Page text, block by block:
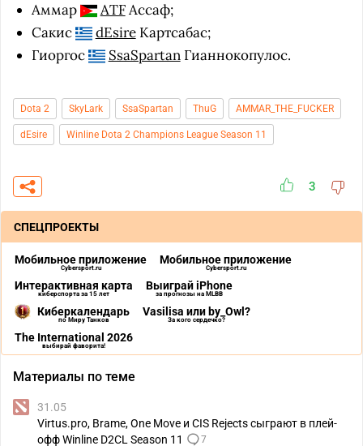
Аммар
ATFАссаф;
Сакис
dEsireКартсабас;
Гиоргос
SsaSpartanГианнокопулос.
Dota 2 SkyLark SsaSpartan ThuG AMMAR_THE_FUCKER
dEsire Winline Dota 2 Champions League Season 11
3
СПЕЦПРОЕКТЫ
Мобильное приложение
Cybersport.ru
Мобильное приложение
Cybersport.ru
Интерактивная карта
киберспорта за 15 лет
Выиграй iPhone
за прогнозы на MLBB
Киберкалендарь
по Миру Танков
Vasilisa или by_Owl?
За кого сердечко?
The International 2026
выбирай фаворита!
Материалы по теме
31.05
Virtus.pro, Brame, One Move и CIS Rejects сыграют в плей-
офф Winline D2CL Season 11
7